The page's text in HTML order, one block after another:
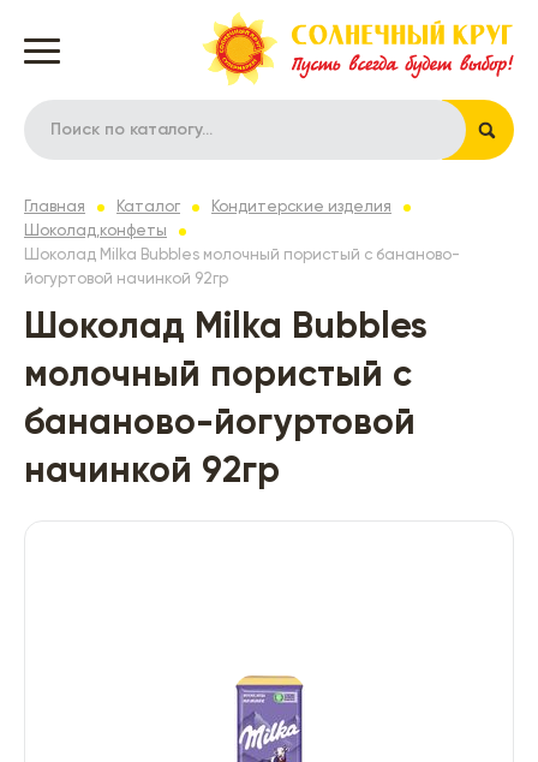
Главная Каталог
Кондитерские изделия
Шоколад,конфеты
Шоколад Milka Bubbles молочный пористый с бананово-
йогуртовой начинкой 92гр
Шоколад Milka Bubbles
молочный пористый с
бананово-йогуртовой
начинкой 92гр